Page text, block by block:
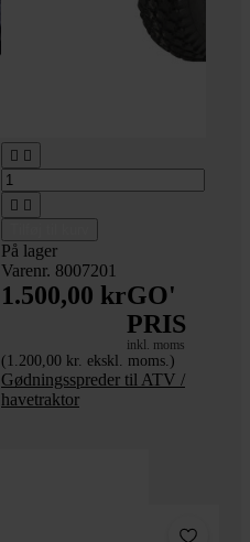
 
 
På lager
Varenr. 8007201
1.500,00 krGO'
PRIS
inkl. moms
(1.200,00 kr. ekskl. moms.)
Gødningsspreder til ATV /
havetraktor